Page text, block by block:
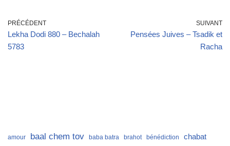
PRÉCÉDENT
Lekha Dodi 880 – Bechalah
5783
SUIVANT
Pensées Juives – Tsadik et
Racha
amour baal chem tov baba batra brahot bénédiction chabat